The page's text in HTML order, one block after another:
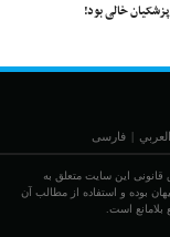
خالی بود!
العربي | فارسی
قانونی این سایت متعلق به
بوده و استفاده از مطالب آن
بلامانع است.